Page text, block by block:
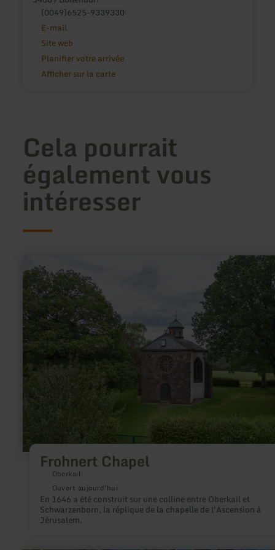
(0049)6525-9339330
E-mail
Site web
Planifier votre arrivée
Afficher sur la carte
Cela pourrait
également vous
intéresser
Frohnert Chapel
Oberkail
Ouvert aujourd'hui
En 1646 a été construit sur une colline entre Oberkail et
Schwarzenborn, la réplique de la chapelle de l'Ascension à
Jérusalem.
savoir
plus
sur
Frohnert
Chapel